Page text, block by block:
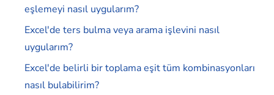
eşlemeyi nasıl uygularım?
Excel'de ters bulma veya arama işlevini nasıl
uygularım?
Excel'de belirli bir toplama eşit tüm kombinasyonları
nasıl bulabilirim?